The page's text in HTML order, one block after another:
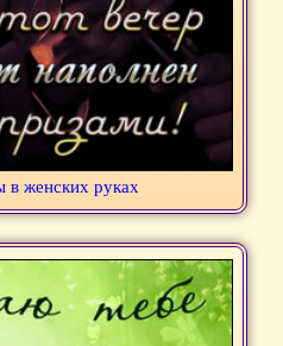
в женских руках